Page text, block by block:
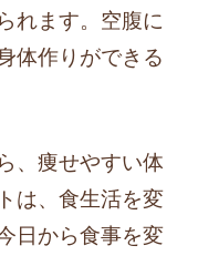
れます。空腹に
体作りができる
、痩せやすい体
は、食生活を変
日から食事を変